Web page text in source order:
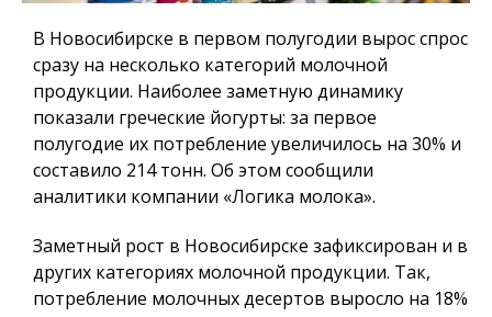
В Новосибирске в первом полугодии вырос спрос
сразу на несколько категорий молочной
продукции. Наиболее заметную динамику
показали греческие йогурты: за первое
полугодие их потребление увеличилось на 30% и
составило 214 тонн. Об этом сообщили
аналитики компании «Логика молока».
Заметный рост в Новосибирске зафиксирован и в
других категориях молочной продукции. Так,
потребление молочных десертов выросло на 18%